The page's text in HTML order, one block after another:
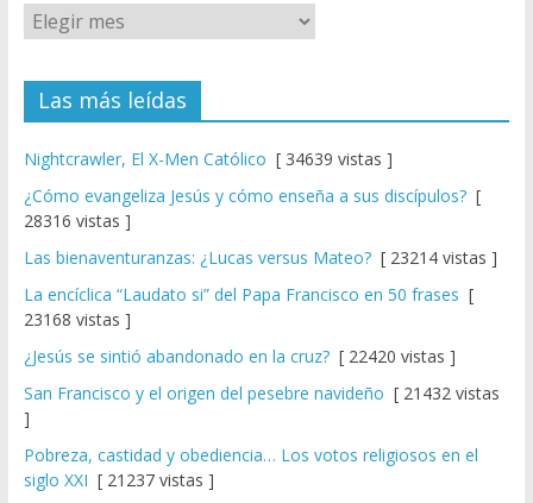
Las más leídas
Nightcrawler, El X-Men Católico [ 34639 vistas ]
¿Cómo evangeliza Jesús y cómo enseña a sus discípulos?[
28316 vistas ]
Las bienaventuranzas: ¿Lucas versus Mateo?[ 23214 vistas ]
La encíclica “Laudato si” del Papa Francisco en 50 frases [
23168 vistas ]
¿Jesús se sintió abandonado en la cruz?[ 22420 vistas ]
San Francisco y el origen del pesebre navideño [ 21432 vistas
]
Pobreza, castidad y obediencia… Los votos religiosos en el
siglo XXI [ 21237 vistas ]